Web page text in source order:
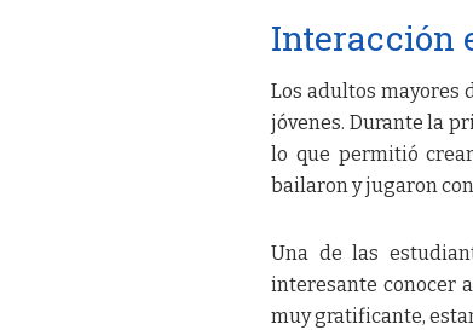
Interacción
Los adultos mayores
jóvenes. Durante la
lo que permitió
bailaron y jugaron
Una de las
interesante conocer
muy gratificante,